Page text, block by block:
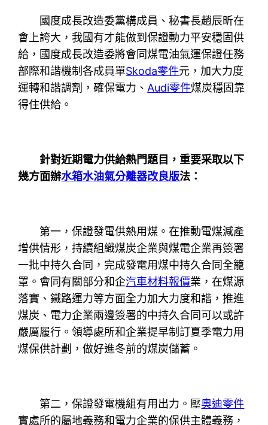
國度成長改造委黨構成員、秘書長趙辰昕在
會上誇大，我國有才能做到保證動力平安穩固供
給，國度成長改造委將會同煤電油氣運保證任務
部際和諧機制各成員單Skoda零件元，加大力度
運轉和諧調劑，確保電力、 Audi零件煤炭穩固靠
得住供給。
針對近期電力供給熱門題目，重要采取以下
幾方面辦水箱水油氣分離器改良版法：
第一，保證發電供熱用煤。在推動電煤減產
增供情形，持續組織煤炭企業與煤電企業再簽署
一批中持久合同，完成發電用煤中持久合同全籠
罩。會同有關部分和企汽車材料報價業，在煤源
落實、鐵路運力等方面全力加大力度和諧，推進
煤炭、電力企業兩邊簽署的中持久合同可以或許
嚴厲履行。領導處所和企業提早制訂夏季電力用
煤保供計劃，做好進冬前的煤炭儲蓄。
第二，保證發電機組有用出力。壓奧迪零件
實處所的屬地義務和電力企業的保供主體義務，